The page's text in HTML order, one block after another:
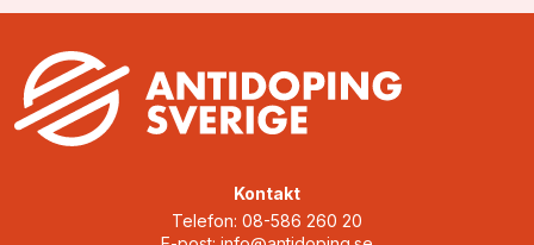
Kontakt
Telefon: 08-586 260 20